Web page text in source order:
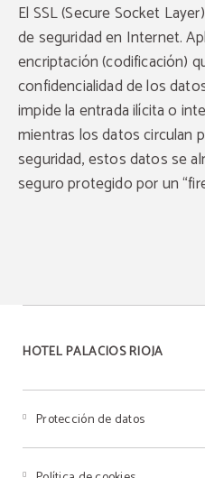
El SSL (Secure Socket
de seguridad en Internet.
encriptación (codificación)
confidencialidad de los
impide la entrada ilícita o
mientras los datos circulan
seguridad, estos datos se
seguro protegido por un
HOTEL PALACIOS RIOJA
Protección de datos